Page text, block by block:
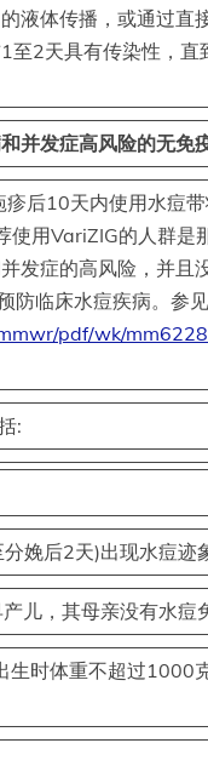
液体传播，或通过直
至2天具有传染性，
并发症高风险的无免
后10天内使用水痘
用VariZIG的人群是
发症的高风险，并且
防临床水痘疾病。参
pdf/wk/
:
娩后2天)出现水痘迹
儿，其母亲没有水痘
生时体重不超过1000